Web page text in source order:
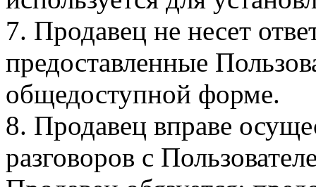
7. Продавец не несет
предоставленные
общедоступной форме.
8. Продавец вправе
разговоров с